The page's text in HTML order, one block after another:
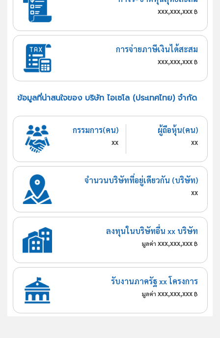
xxx,xxx,xxx฿
การจ่ายภาษีเงินได้สะสม
xxx,xxx,xxx฿
ข้อมูลที่น่าสนใจของ บริษัท ไอเซโล (ประเทศไทย) จำกัด
กรรมการ(คน)
xx
ผู้ถือหุ้น(คน)
xx
จำนวนบริษัทที่อยู่เดียวกัน (บริษัท)
xx
ลงทุนในบริษัทอื่น xx บริษัท
มูลค่า xxx,xxx,xxx ฿
รับงานภาครัฐ xx โครงการ
มูลค่า xxx,xxx,xxx ฿